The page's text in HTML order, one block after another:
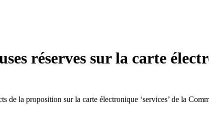
réserves sur la carte
la proposition sur la carte électronique ‘services’ de la